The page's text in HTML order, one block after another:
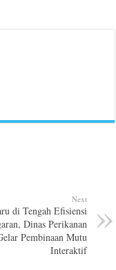
Next
di Tengah Efisiensi
Dinas Perikanan
Pembinaan Mutu
Interaktif